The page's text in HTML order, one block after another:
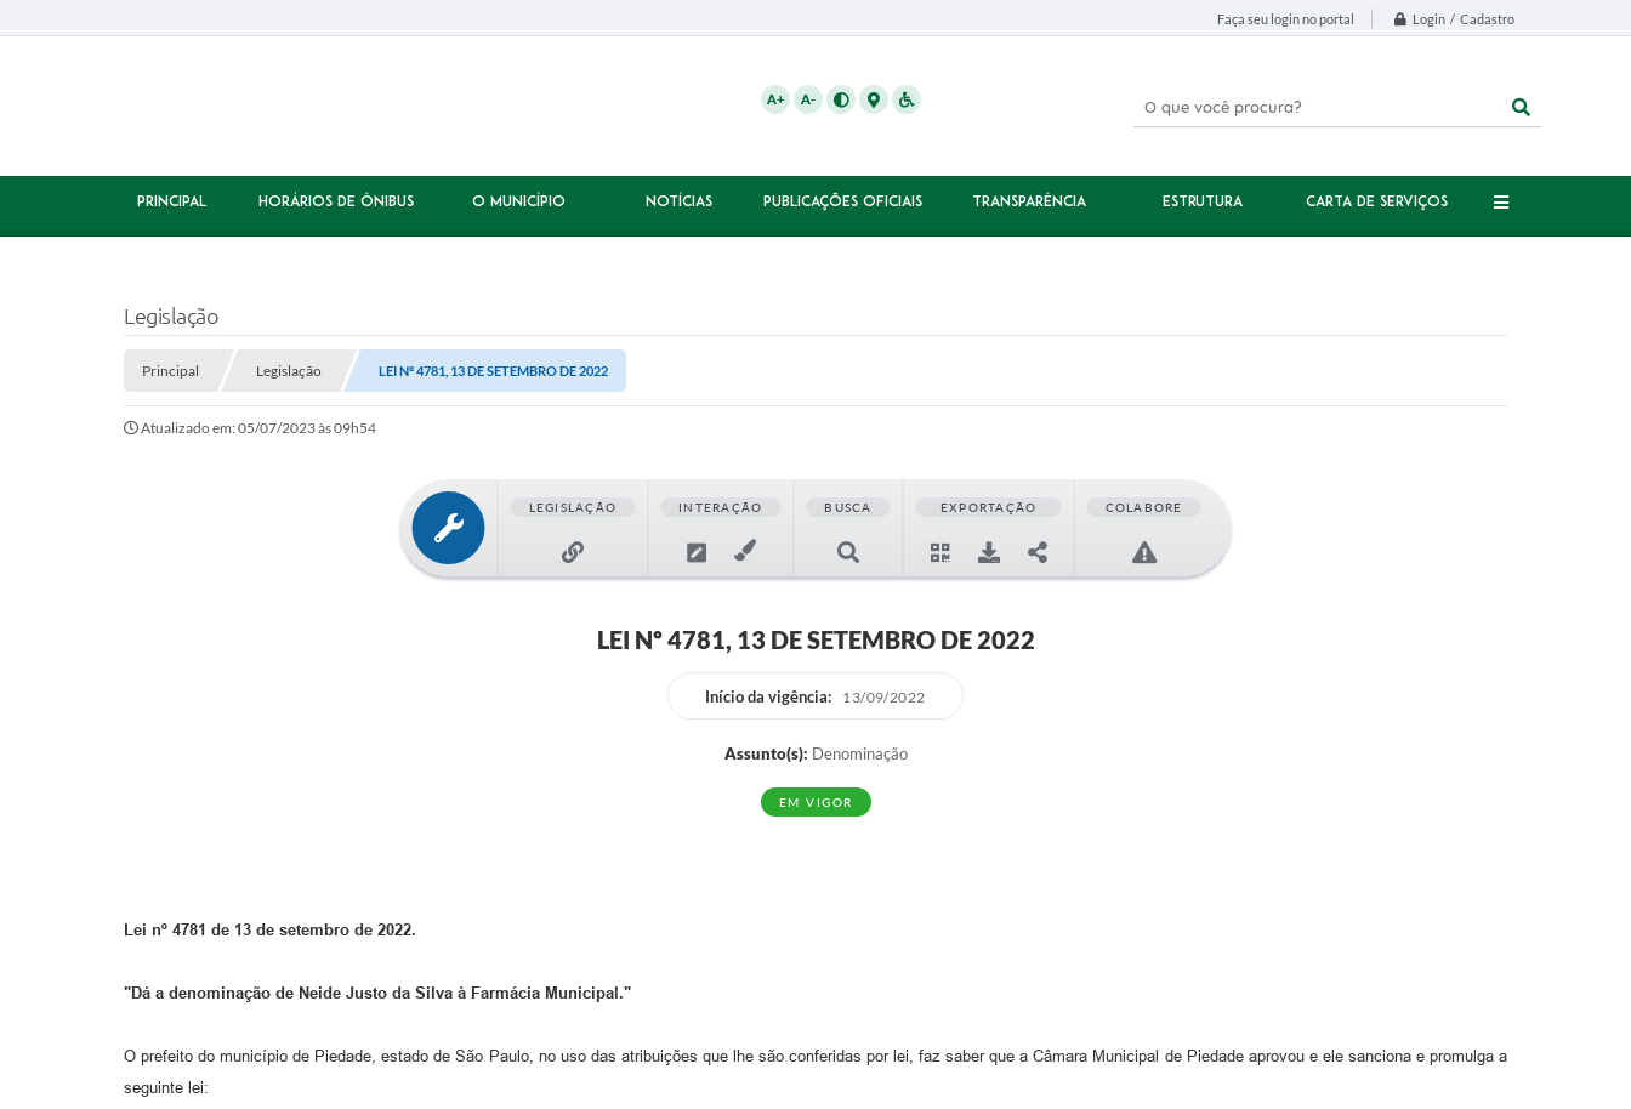
Faça seu login no portal Login / Cadastro
A+ A-
PRINCIPAL HORÁRIOS DE ÔNIBUS O MUNICÍPIO NOTÍCIAS PUBLICAÇÕES OFICIAIS TRANSPARÊNCIA ESTRUTURA CARTA DE SERVIÇOS
Legislação
Principal Legislação LEI Nº 4781, 13 DE SETEMBRO DE 2022
Atualizado em: 05/07/2023 às 09h54
LEGISLAÇÃO INTERAÇÃO BUSCA EXPORTAÇÃO COLABORE
LEI Nº 4781, 13 DE SETEMBRO DE 2022
Início da vigência: 13/09/2022
Assunto(s): Denominação
EM VIGOR
Lei nº 4781 de 13 de setembro de 2022.
"Dá a denominação de Neide Justo da Silva à Farmácia Municipal."
O prefeito do município de Piedade, estado de São Paulo, no uso das atribuições que lhe são conferidas por lei, faz saber que a Câmara Municipal de Piedade aprovou e ele sanciona e promulga a
seguinte lei: